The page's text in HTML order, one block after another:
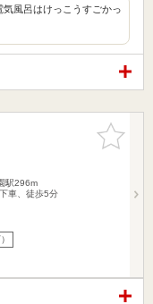
風呂はけっこうすごかっ
お気に入
りに追加
駅296m
車、徒歩5分